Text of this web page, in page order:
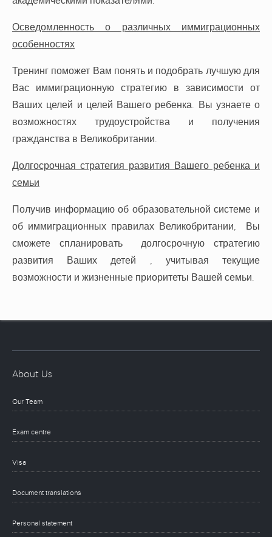
Осведомленность о различных иммиграционных
особенностях
Тренинг поможет Вам понять и подобрать лучшую для
Вас иммиграционную стратегию в зависимости от
Ваших целей и целей Вашего ребенка. Вы узнаете о
возможностях трудоустройства и получения
гражданства в Великобритании.
Долгосрочная стратегия развития Вашего ребенка и
семьи
Получив информацию об образовательной системе и
об иммиграционных правилах Великобритании, Вы
сможете спланировать долгосрочную стратегию
развития Ваших детей , учитывая текущие
возможности и жизненные приоритеты Вашей семьи.
About Us
Our Team
Exam centre
Visa
Document translations
Personal statement